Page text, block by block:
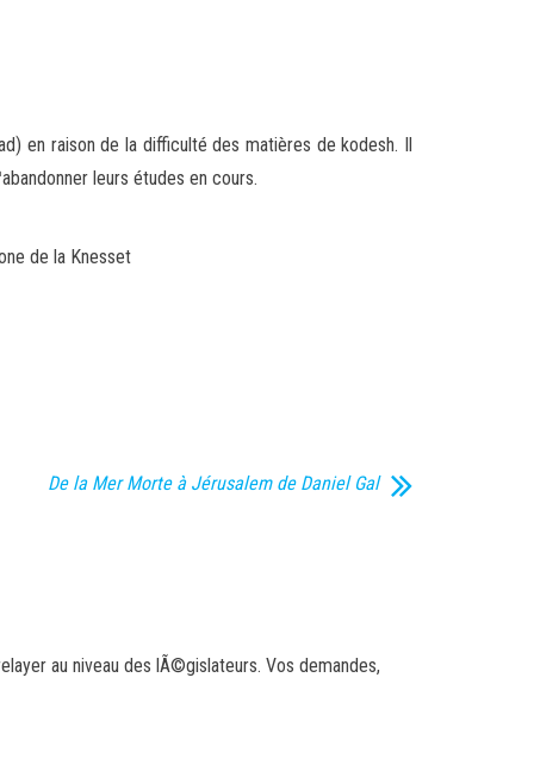
en raison de la difficulté des matières de kodesh. Il
leurs études en cours.
de la Knesset
De la Mer Morte à Jérusalem de Daniel Gal
au niveau des lÃ©gislateurs. Vos demandes,